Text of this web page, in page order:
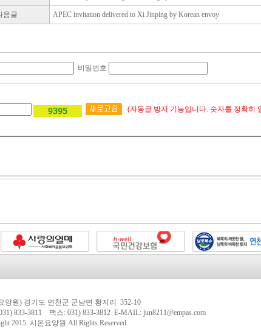
음글 APEC invitation delivered to Xi Jinping by Korean envoy
비밀번호
(자동글 방지 기능입니다. 숫자를 정확히
양원) 경기도 연천군 군남면 황지리 352-10
833-3811 팩스: 031) 833-3812 E-MAIL: jun8211@empas.com
2015. 시온요양원 All Rights Reserved.